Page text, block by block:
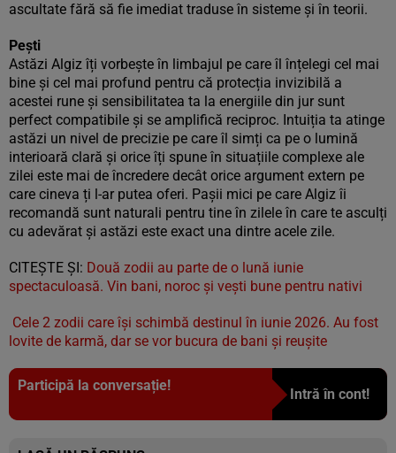
ascultate fără să fie imediat traduse în sisteme și în teorii.
Pești
Astăzi Algiz îți vorbește în limbajul pe care îl înțelegi cel mai
bine și cel mai profund pentru că protecția invizibilă a
acestei rune și sensibilitatea ta la energiile din jur sunt
perfect compatibile și se amplifică reciproc. Intuiția ta atinge
astăzi un nivel de precizie pe care îl simți ca pe o lumină
interioară clară și orice îți spune în situațiile complexe ale
zilei este mai de încredere decât orice argument extern pe
care cineva ți l-ar putea oferi. Pașii mici pe care Algiz îi
recomandă sunt naturali pentru tine în zilele în care te asculți
cu adevărat și astăzi este exact una dintre acele zile.
CITEȘTE ȘI: Două zodii au parte de o lună iunie
spectaculoasă. Vin bani, noroc și vești bune pentru nativi
Cele 2 zodii care își schimbă destinul în iunie 2026. Au fost
lovite de karmă, dar se vor bucura de bani și reușite
Participă la conversație!
Intră în cont!